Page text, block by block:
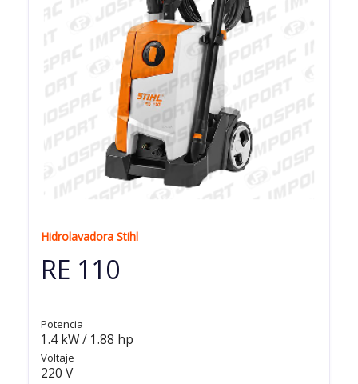
Hidrolavadora Stihl
RE 110
Potencia
1.4 kW / 1.88 hp
Voltaje
220 V